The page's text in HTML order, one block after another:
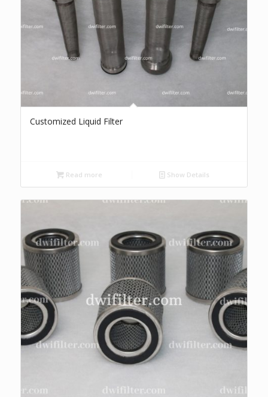
Customized Liquid Filter
Read more Show Details